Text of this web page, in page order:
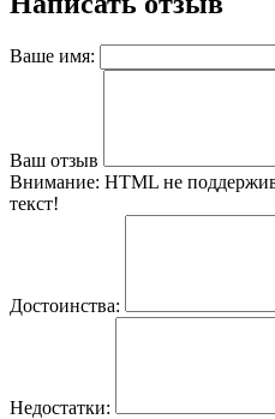
Ваше имя:
Ваш отзыв
Внимание: HTML не
текст!
Достоинства:
Недостатки: